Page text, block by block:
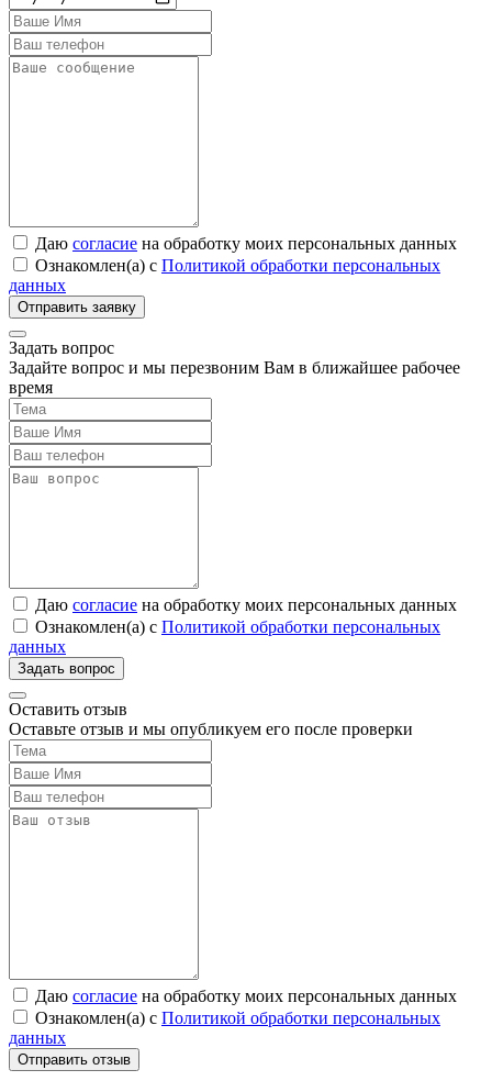
Даю согласие на обработку моих персональных данных
Ознакомлен(а) с Политикой обработки персональных
данных
Задать вопрос
Задайте вопрос и мы перезвоним Вам в ближайшее рабочее
время
Даю согласие на обработку моих персональных данных
Ознакомлен(а) с Политикой обработки персональных
данных
Оставить отзыв
Оставьте отзыв и мы опубликуем его после проверки
Даю согласие на обработку моих персональных данных
Ознакомлен(а) с Политикой обработки персональных
данных